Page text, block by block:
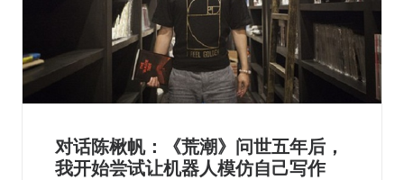
对话陈楸帆：《荒潮》问世五年后，
我开始尝试让机器人模仿自己写作